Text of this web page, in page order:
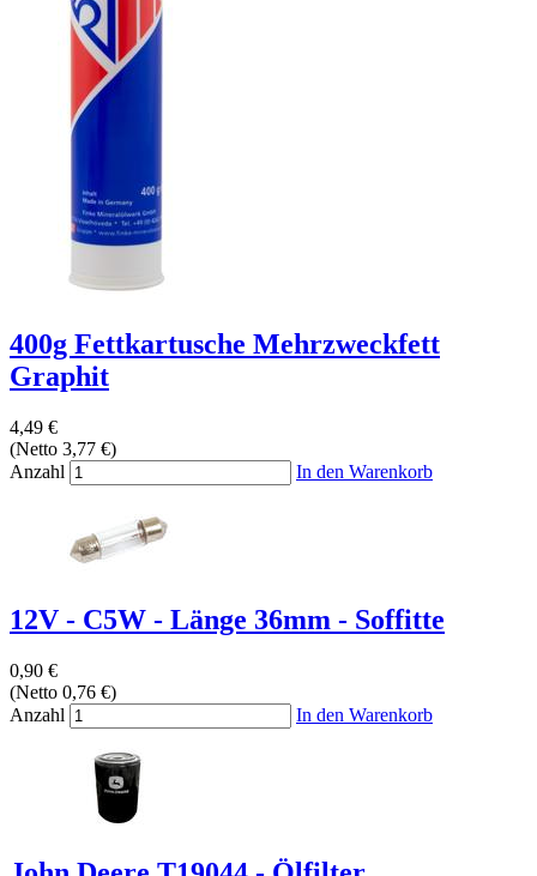
400g Fettkartusche Mehrzweckfett
Graphit
4,49 €
(Netto 3,77 €)
Anzahl
In den Warenkorb
12V - C5W - Länge 36mm - Soffitte
0,90 €
(Netto 0,76 €)
Anzahl
In den Warenkorb